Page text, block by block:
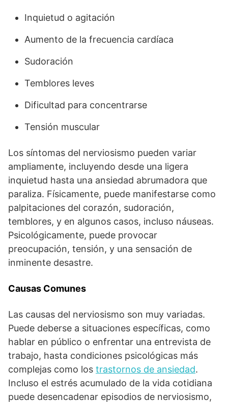
Inquietud o agitación
Aumento de la frecuencia cardíaca
Sudoración
Temblores leves
Dificultad para concentrarse
Tensión muscular
Los síntomas del nerviosismo pueden variar
ampliamente, incluyendo desde una ligera
inquietud hasta una ansiedad abrumadora que
paraliza. Físicamente, puede manifestarse como
palpitaciones del corazón, sudoración,
temblores, y en algunos casos, incluso náuseas.
Psicológicamente, puede provocar
preocupación, tensión, y una sensación de
inminente desastre.
Causas Comunes
Las causas del nerviosismo son muy variadas.
Puede deberse a situaciones específicas, como
hablar en público o enfrentar una entrevista de
trabajo, hasta condiciones psicológicas más
complejas como los trastornos de ansiedad.
Incluso el estrés acumulado de la vida cotidiana
puede desencadenar episodios de nerviosismo,